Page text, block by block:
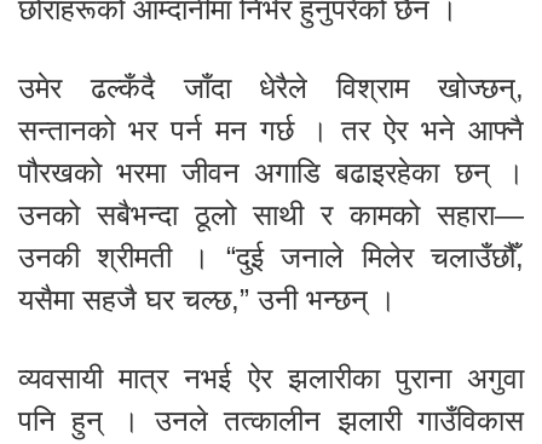
छोराहरूको आम्दानीमा निर्भर हुनुपरेको छैन ।
उमेर ढल्कँदै जाँदा धेरैले विश्राम खोज्छन्,
सन्तानको भर पर्न मन गर्छ । तर ऐर भने आफ्नै
पौरखको भरमा जीवन अगाडि बढाइरहेका छन् ।
उनको सबैभन्दा ठूलो साथी र कामको सहारा—
उनकी श्रीमती । “दुई जनाले मिलेर चलाउँछौँ,
यसैमा सहजै घर चल्छ,” उनी भन्छन् ।
व्यवसायी मात्र नभई ऐर झलारीका पुराना अगुवा
पनि हुन् । उनले तत्कालीन झलारी गाउँविकास